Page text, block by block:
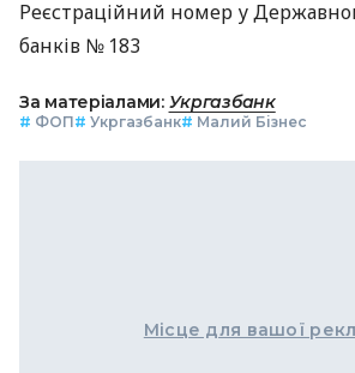
Реєстраційний номер у
банків № 183
За матеріалами: Укргазбанк
# ФОП# Укргазбанк# Малий Бізнес
Місце для вашої